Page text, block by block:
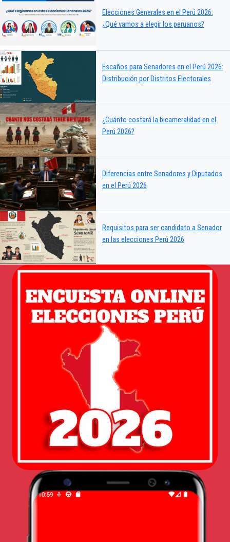
Elecciones Generales en el Perú 2026:
¿Qué vamos a elegir los peruanos?
Escaños para Senadores en el Perú 2026:
Distribución por Distritos Electorales
¿Cuánto costará la bicameralidad en el
Perú 2026?
Diferencias entre Senadores y Diputados
en el Perú 2026
Requisitos para ser candidato a Senador
en las elecciones Perú 2026